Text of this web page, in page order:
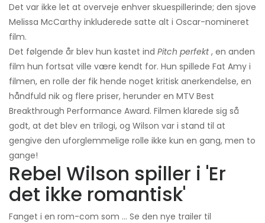
Det var ikke let at overveje enhver skuespillerinde; den sjove
Melissa McCarthy inkluderede satte alt i Oscar-nomineret
film.
Det følgende år blev hun kastet ind Pitch perfekt, en anden
film hun fortsat ville være kendt for. Hun spillede Fat Amy i
filmen, en rolle der fik hende noget kritisk anerkendelse, en
håndfuld nik og flere priser, herunder en MTV Best
Breakthrough Performance Award. Filmen klarede sig så
godt, at det blev en trilogi, og Wilson var i stand til at
gengive den uforglemmelige rolle ikke kun en gang, men to
gange!
Rebel Wilson spiller i 'Er
det ikke romantisk'
Fanget i en rom-com som ... Se den nye trailer til